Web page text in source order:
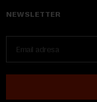
NEWSLETTER